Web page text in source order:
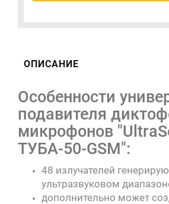
ОПИСАНИЕ
Особенности
подавителя
микрофонов
ТУБА-50-GSM":
48 излучателей
ультразвуковом
дополнительно может